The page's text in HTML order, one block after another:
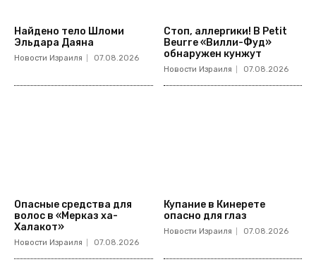
Найдено тело Шломи
Эльдара Даяна
Новости Израиля 07.08.2026
Стоп, аллергики! В Petit
Beurre «Вилли-Фуд»
обнаружен кунжут
Новости Израиля 07.08.2026
Опасные средства для
волос в «Мерказ ха-
Халакот»
Новости Израиля 07.08.2026
Купание в Кинерете
опасно для глаз
Новости Израиля 07.08.2026